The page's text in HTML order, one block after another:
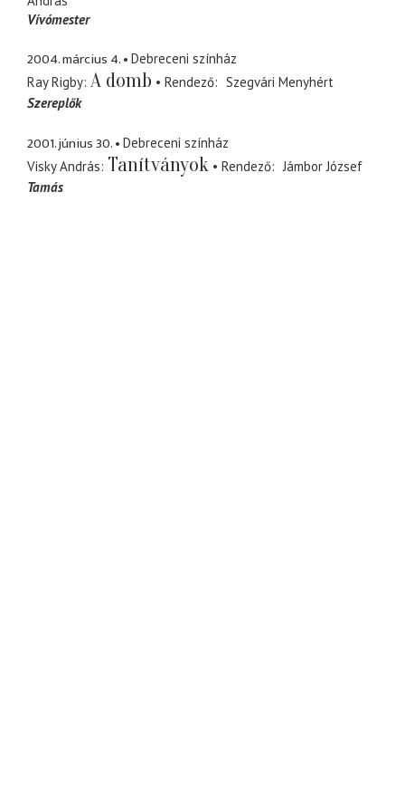
Vívómester
2004. március 4.
Debreceni színház
Ray Rigby A domb Rendező
Szegvári Menyhért
Szereplők
2001. június 30.
Debreceni színház
Visky András Tanítványok Rendező
Jámbor József
Tamás